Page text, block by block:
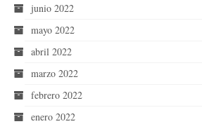
junio 2022
mayo 2022
abril 2022
marzo 2022
febrero 2022
enero 2022